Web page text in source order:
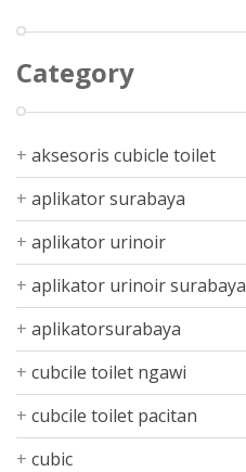
Category
aksesoris cubicle toilet
aplikator surabaya
aplikator urinoir
aplikator urinoir surabaya
aplikatorsurabaya
cubcile toilet ngawi
cubcile toilet pacitan
cubic